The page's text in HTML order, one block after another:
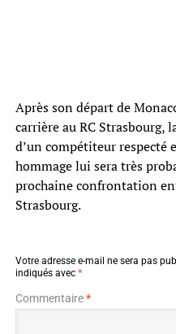
Après son départ de
carrière au RC Strasbourg,
d’un compétiteur respecté
hommage lui sera très
prochaine confrontation
Strasbourg.
Votre adresse e-mail ne sera pas
indiqués avec *
Commentaire*